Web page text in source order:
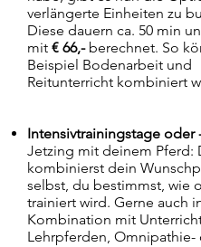
verlängerte Einheiten zu
Diese dauern ca. 50 min
mit € 66,- berechnet. So
Beispiel Bodenarbeit und
Reitunterricht kombiniert
Intensivtrainingstage oder
Jetzing mit deinem Pferd:
kombinierst dein
selbst, du bestimmst, wie
trainiert wird. Gerne auch
Kombination mit
Lehrpferden, Omnipathie-